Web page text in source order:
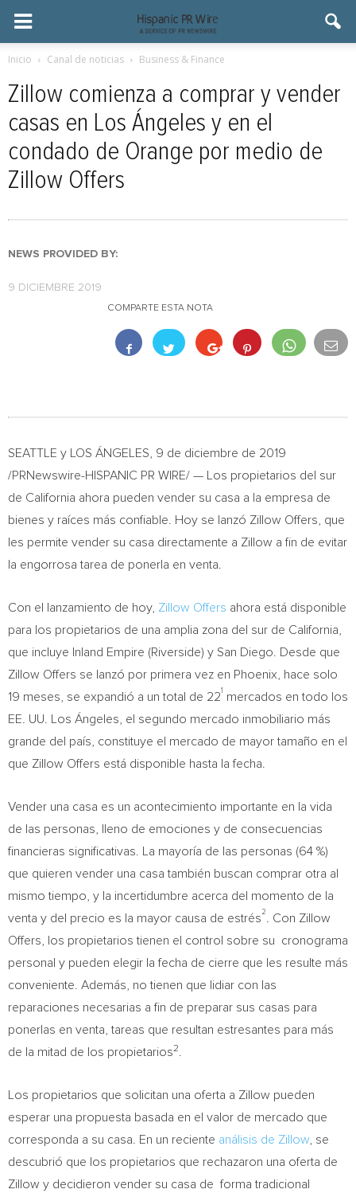
Inicio Canal de noticias Business & Finance
Zillow comienza a comprar y vender
casas en Los Ángeles y en el
condado de Orange por medio de
Zillow Offers
NEWS PROVIDED BY:
9 DICIEMBRE 2019
COMPARTE ESTA NOTA
SEATTLE y LOS ÁNGELES, 9 de diciembre de 2019
/PRNewswire-HISPANIC PR WIRE/ — Los propietarios del sur
de California ahora pueden vender su casa a la empresa de
bienes y raíces más confiable. Hoy se lanzó Zillow Offers, que
les permite vender su casa directamente a Zillow a fin de evitar
la engorrosa tarea de ponerla en venta.
Con el lanzamiento de hoy, Zillow Offers ahora está disponible
para los propietarios de una amplia zona del sur de California
que incluye Inland Empire (Riverside) y San Diego . Desde que
Zillow Offers se lanzó por primera vez en Phoenix , hace solo
19 meses, se expandió a un total de 221
mercados en todo los
EE. UU. Los Ángeles, el segundo mercado inmobiliario más
grande del país, constituye el mercado de mayor tamaño en el
que Zillow Offers está disponible hasta la fecha.
Vender una casa es un acontecimiento importante en la vida
de las personas, lleno de emociones y de consecuencias
financieras significativas. La mayoría de las personas (64 %)
que quieren vender una casa también buscan comprar otra al
mismo tiempo, y la incertidumbre acerca del momento de la
venta y del precio es la mayor causa de estrés 2
. Con Zillow
Offers, los propietarios tienen el control sobre su cronograma
personal y pueden elegir la fecha de cierre que les resulte más
conveniente. Además, no tienen que lidiar con las
reparaciones necesarias a fin de preparar sus casas para
ponerlas en venta, tareas que resultan estresantes para más
de la mitad de los propietarios2
Los propietarios que solicitan una oferta a Zillow pueden
esperar una propuesta basada en el valor de mercado que
corresponda a su casa. En un reciente análisis de Zillow , se
descubrió que los propietarios que rechazaron una oferta de
Zillow y decidieron vender su casa de forma tradicional